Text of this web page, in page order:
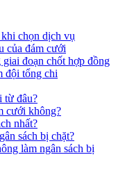
chọn dịch vụ
của đám cưới
đoạn chốt hợp đồng
đội tổng chi
từ đâu?
cưới không?
nhất?
sách bị chặt?
làm ngân sách bị